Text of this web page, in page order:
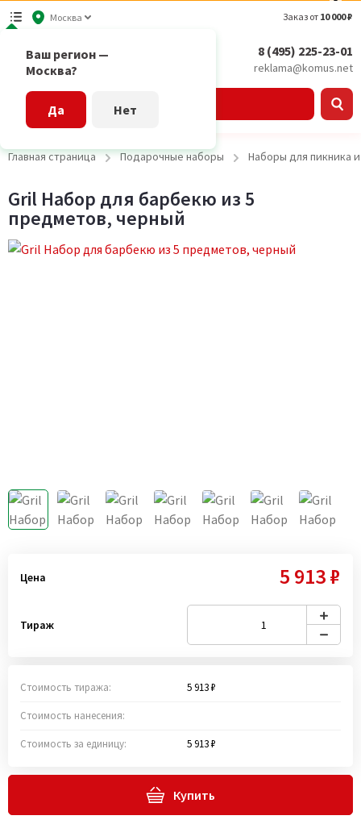
Москва
Ваш регион —
Москва?
Да Нет
Заказ от 10 000 ₽
8 (495) 225-23-01
reklama@komus.net
Главная страница Подарочные наборы Наборы для пикника
Gril Набор для барбекю из 5
предметов, черный
Цена 5 913 ₽
Тираж
Стоимость тиража: 5 913 ₽
Стоимость нанесения:
Стоимость за единицу: 5 913 ₽
Купить